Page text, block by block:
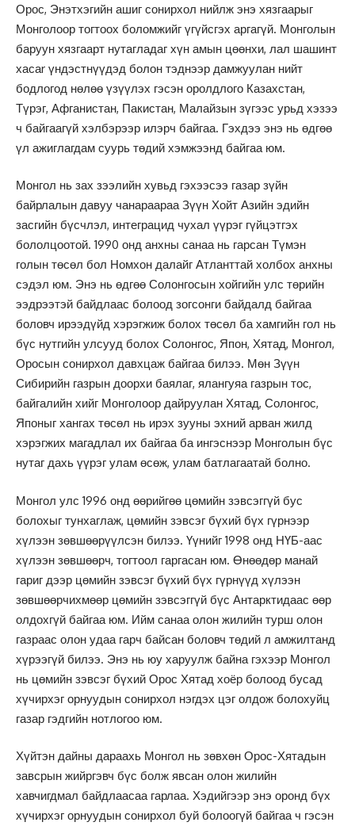
Орос, Энэтхэгийн ашиг сонирхол нийлж энэ хязгаарыг
Монголоор тогтоох боломжийг үгүйсгэх аргагүй. Монголын
баруун хязгаарт нутагладаг хүн амын цөөнхи, лал шашинт
хасаr үндэстнүүдэд болон тэднээр дамжуулан нийт
бодлогод нөлөө үзүүлэх гэсэн оролдлого Казахстан,
Түрэг, Афганистан, Пакистан, Малайзын зүгээс урьд хэзээ
ч байгаагүй хэлбэрээр илэрч байгаа. Гэхдээ энэ нь өдгөө
үл ажиглагдам суурь төдий хэмжээнд байгаа юм.
Монгол нь зах зээлийн хувьд гэхээсээ газар зүйн
байрлалын давуу чанараараа Зүүн Хойт Азийн эдийн
засгийн бүсчлэл, интеграцид чухал үүрэг гүйцэтгэх
бололцоотой. 1990 онд анхны санаа нь гарсан Түмэн
голын төсөл бол Номхон далайг Атланттай холбох анхны
сэдэл юм. Энэ нь өдгөө Солонгосын хойгийн улс төрийн
ээдрээтэй байдлаас болоод зогсонги байдалд байгаа
боловч ирээдүйд хэрэгжиж болох төсөл ба хамгийн гол нь
бүс нутгийн улсууд болох Солонгос, Япон, Хятад, Монгол,
Оросын сонирхол давхцаж байгаа билээ. Мөн Зүүн
Сибирийн газрын доорхи баялаг, ялангуяа газрын тос,
байгалийн хийг Монголоор дайруулан Хятад, Солонгос,
Японыг хангах төсөл нь ирэх зууны эхний арван жилд
хэрэгжих магадлал их байгаа ба ингэснээр Монголын бүс
нутаг дахь үүрэг улам өсөж, улам батлагаатай болно.
Монгол улс 1996 онд өөрийгөө цөмийн зэвсэггүй бус
болохыг тунхаглаж, цөмийн зэвсэг бүхий бүх гүрнээр
хүлээн зөвшөөрүүлсэн билээ. Үүнийг 1998 онд НҮБ-аас
хүлээн зөвшөөрч, тогтоол гаргасан юм. Өнөөдөр манай
гариг дээр цөмийн зэвсэг бүхий бүх гүрнүүд хүлээн
зөвшөөрчихмөөр цөмийн зэвсэггүй бүс Антарктидаас өөр
олдохгүй байгаа юм. Ийм санаа олон жилийн турш олон
газраас олон удаа гарч байсан боловч төдий л амжилтанд
хүрээгүй билээ. Энэ нь юу харуулж байна гэхээр Монгол
нь цөмийн зэвсэг бүхий Орос Хятад хоёр болоод бусад
хүчирхэг орнуудын сонирхол нэгдэх цэг олдож болохуйц
газар гэдгийн нотлогоо юм.
Хүйтэн дайны дараахь Монгол нь зөвхөн Орос-Хятадын
завсрын жийргэвч бүс болж явсан олон жилийн
хавчигдмал байдлаасаа гарлаа. Хэдийгээр энэ оронд бүх
хүчирхэг орнуудын сонирхол буй болоогүй байгаа ч гэсэн